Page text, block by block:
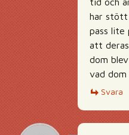
har stött
pass lite
att
dom
vad dom
Svara